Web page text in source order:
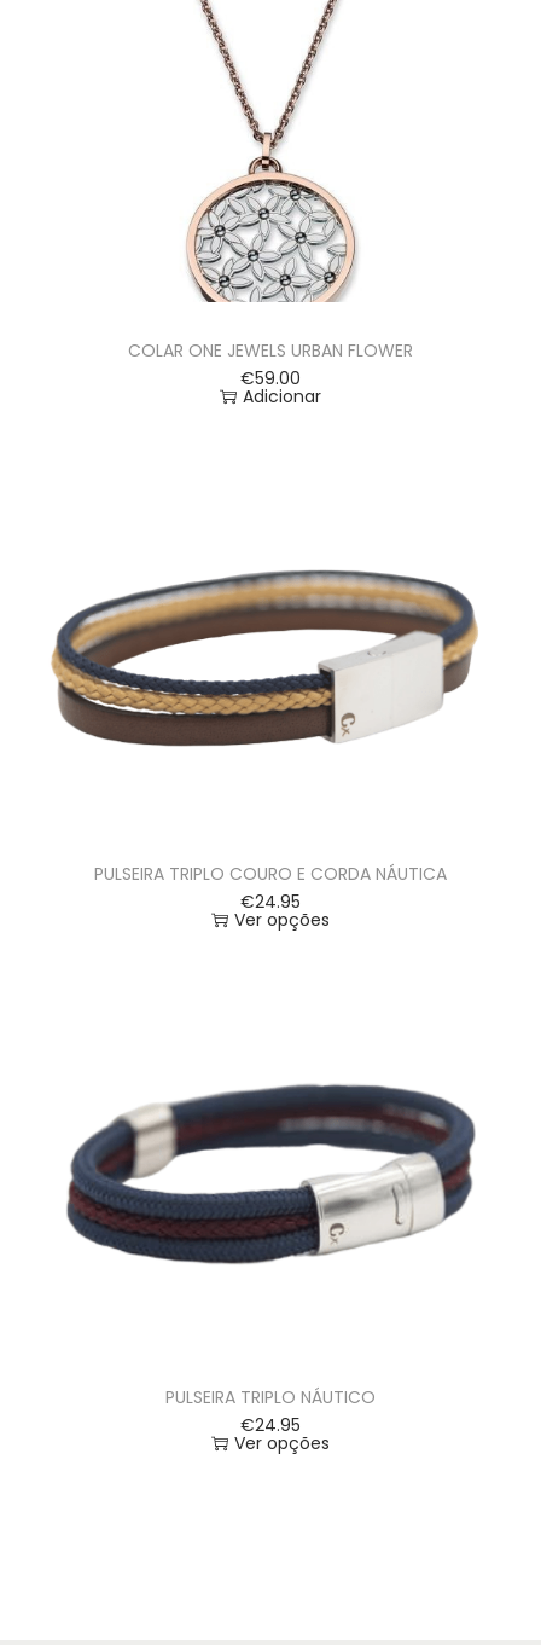
COLAR ONE JEWELS URBAN FLOWER
€59.00
Adicionar
PULSEIRA TRIPLO COURO E CORDA NÁUTICA
€24.95
Ver opções
PULSEIRA TRIPLO NÁUTICO
€24.95
Ver opções